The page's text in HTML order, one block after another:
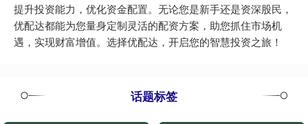
提升投资能力，优化资金配置。无论您是新手还是资深股民，
优配达都能为您量身定制灵活的配资方案，助您抓住市场机
遇，实现财富增值。选择优配达，开启您的智慧投资之旅！
话题标签